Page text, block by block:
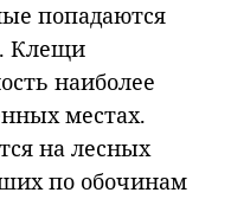
попадаются
Клещи
наиболее
местах.
на лесных
по обочинам